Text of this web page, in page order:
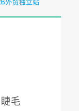
外贸独立站
睫毛